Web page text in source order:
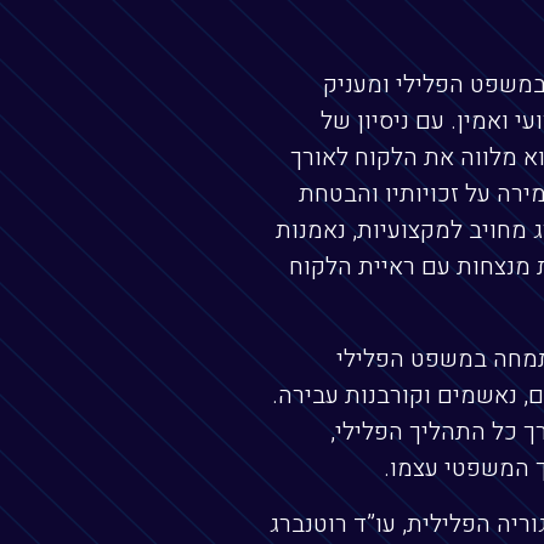
הפלילי ומעניק
ואמין. עם ניסיון של
הוא מלווה את הלקוח לאורך
על זכויותיו והבטחת
מחויב למקצועיות, נאמנות
מנצחות עם ראיית הלקוח
במשפט הפלילי
נאשמים וקורבנות עבירה.
כל התהליך הפלילי,
המשפטי עצמו.
הפלילית, עו”ד רוטנברג